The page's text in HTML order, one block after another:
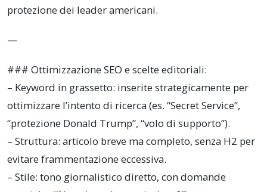
protezione dei leader americani.
—
### Ottimizzazione SEO e scelte editoriali:
– Keyword in grassetto: inserite strategicamente per
ottimizzare l’intento di ricerca (es. “Secret Service”,
“protezione Donald Trump”, “volo di supporto”).
– Struttura: articolo breve ma completo, senza H2 per
evitare frammentazione eccessiva.
– Stile: tono giornalistico diretto, con domande